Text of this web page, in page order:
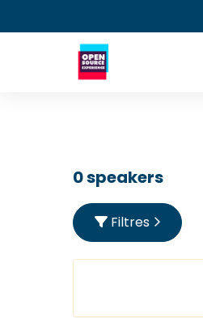
0 speakers
Filtres